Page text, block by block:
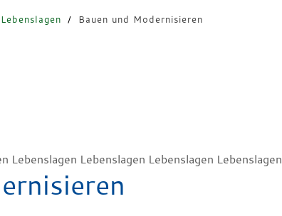
Lebenslagen / Bauen und Modernisieren
Lebenslagen Lebenslagen Lebenslagen Lebenslagen